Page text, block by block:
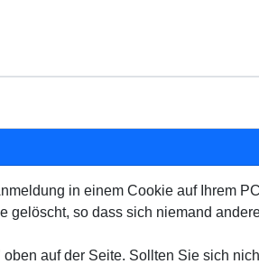
in einem Cookie auf Ihrem
so dass sich niemand
auf der Seite. Sollten Sie sich